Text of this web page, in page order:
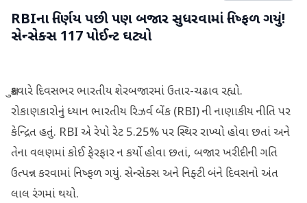
RBIના નિર્ણય પછી પણ બજાર સુધરવામાં નિષ્ફળ ગયું!
સેન્સેક્સ 117 પોઈન્ટ ઘટ્યો
શુક્રવારે દિવસભર ભારતીય શેરબજારમાં ઉતાર-ચઢાવ રહ્યો.
રોકાણકારોનું ધ્યાન ભારતીય રિઝર્વ બેંક (RBI) ની નાણાકીય નીતિ પર
કેન્દ્રિત હતું. RBI એ રેપો રેટ 5.25% પર સ્થિર રાખ્યો હોવા છતાં અને
તેના વલણમાં કોઈ ફેરફાર ન કર્યો હોવા છતાં, બજાર ખરીદીની ગતિ
ઉત્પન્ન કરવામાં નિષ્ફળ ગયું. સેન્સેક્સ અને નિફ્ટી બંને દિવસનો અંત
લાલ રંગમાં થયો.